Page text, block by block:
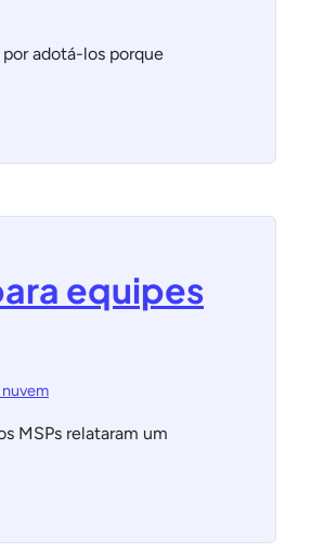
adotá-los porque
equipes
MSPs relataram um